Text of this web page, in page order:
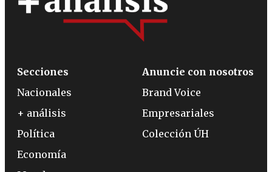
Secciones
Nacionales
+ análisis
Política
Economía
Anuncie con nosotros
Brand Voice
Empresariales
Colección ÚH